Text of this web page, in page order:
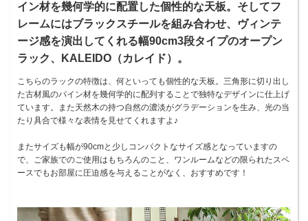
イン材を幾何学的に配置した個性的な天板。そしてフ
レームにはブラックスチールを組み合わせ、ヴィンテ
ージ感を演出してくれる幅90cm3段タイプのオープン
ラック、KALEIDO（カレイド）。
こちらのラックの特徴は、何といっても個性的な天板。三角形に切り出し
た古材風のパイン材を幾何学的に配列することで独特なデザインに仕上げ
ています。また天然木の持つ自然の濃淡がグラデーションを生み、光の当
たり具合で様々な表情を見せてくれますよ♪
またサイズも幅が90cmと少しコンパクトなサイズ感となっていますの
で、ご家族でのご使用はもちろんのこと、ワンルームなどの限られたスペ
ースでもお部屋に圧迫感を与えることがなく、おすすめです！